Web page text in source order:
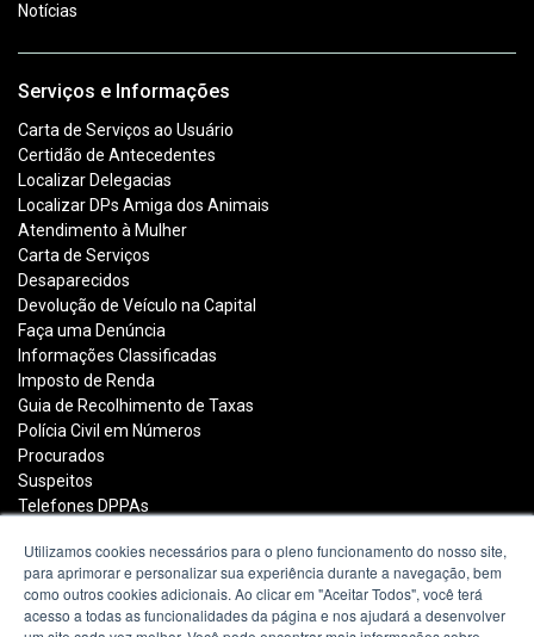
Notícias
Serviços e Informações
Carta de Serviços ao Usuário
Certidão de Antecedentes
Localizar Delegacias
Localizar DPs Amiga dos Animais
Atendimento à Mulher
Carta de Serviços
Desaparecidos
Devolução de Veículo na Capital
Faça uma Denúncia
Informações Classificadas
Imposto de Renda
Guia de Recolhimento de Taxas
Polícia Civil em Números
Procurados
Suspeitos
Telefones DPPAs
Polícia Civil do Estado do Rio Grande do Sul
Avenida João Pessoa, 2050
Utilizamos cookies necessários para o pleno funcionamento do nosso site,
para aprimorar e personalizar sua experiência durante a navegação, bem
como outros cookies adicionais. Ao clicar em "Aceitar Todos", você terá
acesso a todas as funcionalidades da página e nos ajudará a desenvolver